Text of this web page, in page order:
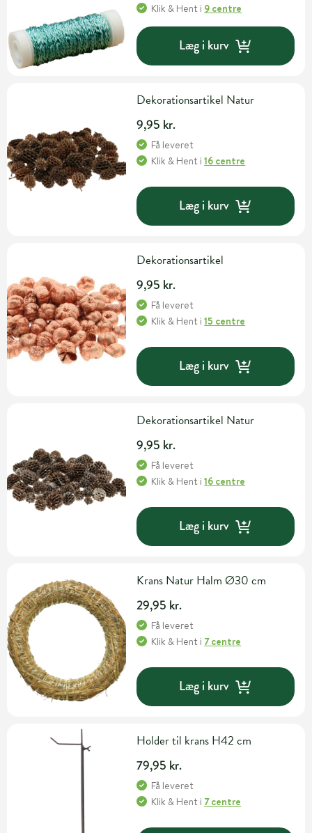
Klik & Hent i 9 centre
Læg i kurv
Dekorationsartikel Natur
9,95 kr.
Få leveret
Klik & Hent i16 centre
Læg i kurv
Dekorationsartikel
9,95 kr.
Få leveret
Klik & Hent i15 centre
Læg i kurv
Dekorationsartikel Natur
9,95 kr.
Få leveret
Klik & Hent i16 centre
Læg i kurv
Krans Natur Halm Ø30 cm
29,95 kr.
Få leveret
Klik & Hent i 7 centre
Læg i kurv
Holder til krans H42 cm
79,95 kr.
Få leveret
Klik & Hent i 7 centre